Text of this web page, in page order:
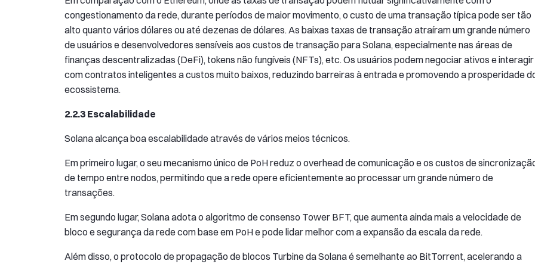
congestionamento da rede, durante períodos de maior movimento, o custo de uma transação típica pode ser tão
alto quanto vários dólares ou até dezenas de dólares. As baixas taxas de transação atraíram um grande número
de usuários e desenvolvedores sensíveis aos custos de transação para Solana, especialmente nas áreas de
finanças descentralizadas (DeFi), tokens não fungíveis (NFTs), etc. Os usuários podem negociar ativos e interagir
com contratos inteligentes a custos muito baixos, reduzindo barreiras à entrada e promovendo a prosperidade
ecossistema.
2.2.3 Escalabilidade
Solana alcança boa escalabilidade através de vários meios técnicos.
Em primeiro lugar, o seu mecanismo único de PoH reduz o overhead de comunicação e os custos de
de tempo entre nodos, permitindo que a rede opere eficientemente ao processar um grande número de
transações.
Em segundo lugar, Solana adota o algoritmo de consenso Tower BFT, que aumenta ainda mais a velocidade de
bloco e segurança da rede com base em PoH e pode lidar melhor com a expansão da escala da rede.
Além disso, o protocolo de propagação de blocos Turbine da Solana é semelhante ao BitTorrent, acelerando a